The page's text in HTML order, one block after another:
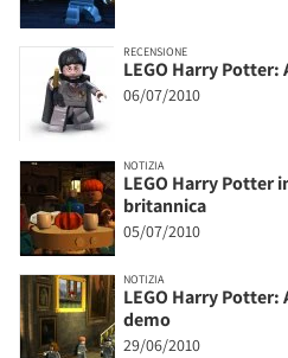
RECENSIONE
LEGO Harry Potter:
06/07/2010
NOTIZIA
LEGO Harry Potter
britannica
05/07/2010
NOTIZIA
LEGO Harry
demo
29/06/2010